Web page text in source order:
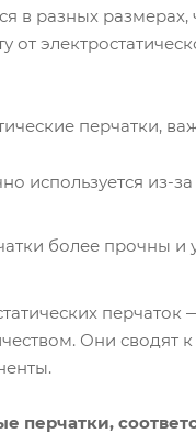
в разных
от
перчатки,
используется из-
более прочны и
Они
перчатки,